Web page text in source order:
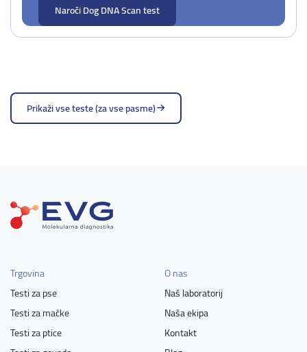
Naroči Dog DNA Scan test
Prikaži vse teste (za vse pasme)
Trgovina
Testi za pse
Testi za mačke
Testi za ptice
O nas
Naš laboratorij
Naša ekipa
Kontakt